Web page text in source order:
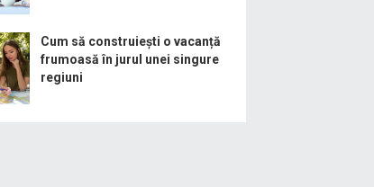
Cum să construiești o vacanță
frumoasă în jurul unei singure
regiuni